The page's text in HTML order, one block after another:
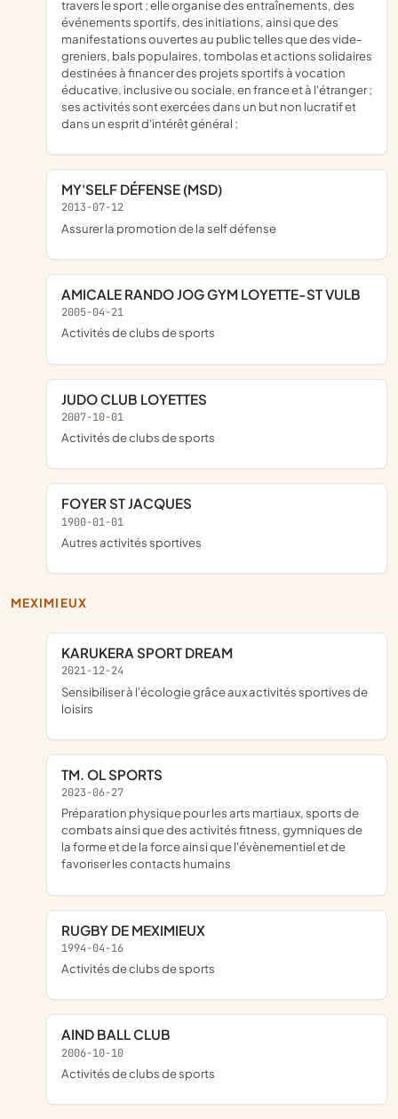
travers le sport ; elle organise des entraînements, des
événements sportifs, des initiations, ainsi que des
manifestations ouvertes au public telles que des vide-
greniers, bals populaires, tombolas et actions solidaires
destinées à financer des projets sportifs à vocation
éducative, inclusive ou sociale, en france et à l'étranger ;
ses activités sont exercées dans un but non lucratif et
dans un esprit d'intérêt général ;
MY'SELF DÉFENSE (MSD)
2013-07-12
assurer la promotion de la self défense
AMICALE RANDO JOG GYM LOYETTE-ST VULB
2005-04-21
Activités de clubs de sports
JUDO CLUB LOYETTES
2007-10-01
Activités de clubs de sports
FOYER ST JACQUES
1900-01-01
Autres activités sportives
MEXIMIEUX
KARUKERA SPORT DREAM
2021-12-24
sensibiliser à l'écologie grâce aux activités sportives de
loisirs
TM. OL SPORTS
2023-06-27
préparation physique pour les arts martiaux, sports de
combats ainsi que des activités fitness, gymniques de
la forme et de la force ainsi que l'évènementiel et de
favoriser les contacts humains
RUGBY DE MEXIMIEUX
1994-04-16
Activités de clubs de sports
AIND BALL CLUB
2006-10-10
Activités de clubs de sports